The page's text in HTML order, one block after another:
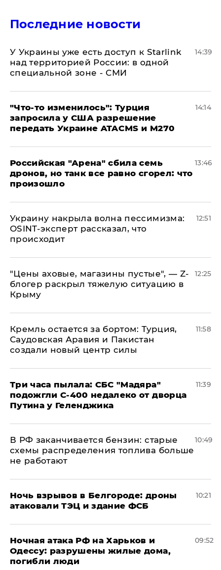
Последние новости
У Украины уже есть доступ к Starlink
над территорией России: в одной
специальной зоне - СМИ
14:39
​"Что-то изменилось": Турция
запросила у США разрешение
передать Украине ATACMS и M270
14:14
​Российская "Арена" сбила семь
дронов, но танк все равно сгорел: что
произошло
13:46
​Украину накрыла волна пессимизма:
OSINT-эксперт рассказал, что
происходит
12:51
​"Цены аховые, магазины пустые", — Z-
блогер раскрыл тяжелую ситуацию в
Крыму
12:25
​Кремль остается за бортом: Турция,
Саудовская Аравия и Пакистан
создали новый центр силы
11:58
Три часа пылала: СБС "Мадяра"
подожгли С-400 недалеко от дворца
Путина у Геленджика
11:39
​В РФ заканчивается бензин: старые
схемы распределения топлива больше
не работают
10:49
​Ночь взрывов в Белгороде: дроны
атаковали ТЭЦ и здание ФСБ
10:21
​Ночная атака РФ на Харьков и
Одессу: разрушены жилые дома,
погибли люди
09:52